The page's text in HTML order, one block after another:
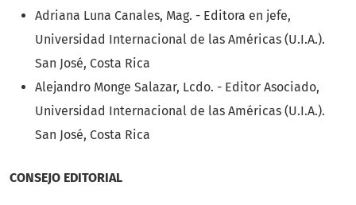
Adriana Luna Canales, Mag. - Editora en jefe,
Universidad Internacional de las Américas (U.I.A.).
San José, Costa Rica
Alejandro Monge Salazar, Lcdo. - Editor Asociado,
Universidad Internacional de las Américas (U.I.A.).
San José, Costa Rica
CONSEJO EDITORIAL